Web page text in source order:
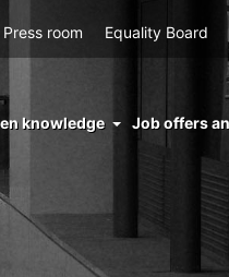
Press room Equality Board
knowledge Job offers